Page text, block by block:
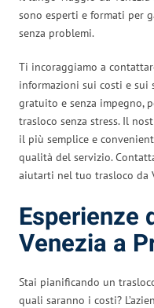
sono esperti e formati per
senza problemi.
Ti incoraggiamo a
informazioni sui costi e sui
gratuito e senza impegno,
trasloco senza stress. Il
il più semplice e
qualità del servizio.
aiutarti nel tuo trasloco da
Esperienze
Venezia a
Stai pianificando un
quali saranno i costi?